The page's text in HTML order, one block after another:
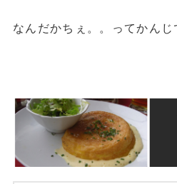
なんだかちぇ。。ってかんじ